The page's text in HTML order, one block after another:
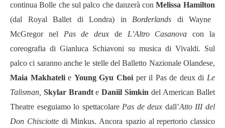
continua Bolle che sul palco che danzerà conMelissa Hamilton
(dal Royal Ballet di Londra) in Borderlands di
Wayne
McGregornel Pas de deux de L’Altro Casanova con la
coreografia di Gianluca Schiavoni su musica di Vivaldi. Sul
palco ci saranno anche le stelle del Balletto Nazionale Olandese,
Maia Makhatelie Young Gyu Choi per il Pas de deuxdi Le
Talisman Skylar Brandte Daniil Simkin del American Ballet
Theatre eseguiamo lo spettacolare Pas de deux dall’Atto III del
Don Chisciotte di Minkus. Ancora spazio al repertorio classico